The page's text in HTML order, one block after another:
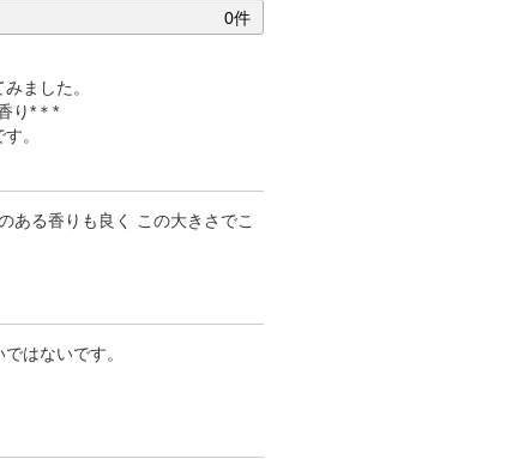
0件
ました。
り*＊*
。
ある香りも良く この大きさでこ
はないです。